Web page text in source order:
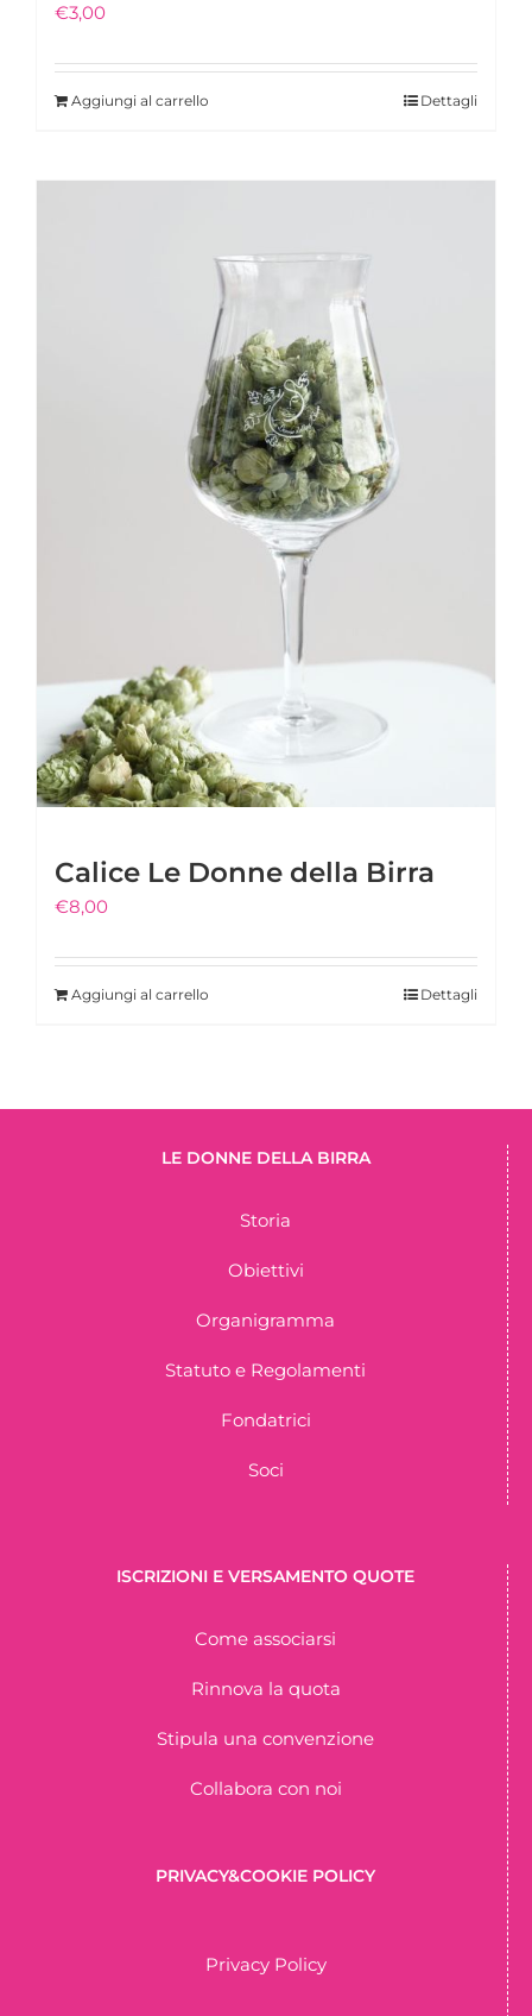
€3,00
Aggiungi al carrello Dettagli
Calice Le Donne della Birra
€8,00
Aggiungi al carrello Dettagli
LE DONNE DELLA BIRRA
Storia
Obiettivi
Organigramma
Statuto e Regolamenti
Fondatrici
Soci
ISCRIZIONI E VERSAMENTO QUOTE
Come associarsi
Rinnova la quota
Stipula una convenzione
Collabora con noi
PRIVACY&COOKIE POLICY
Privacy Policy